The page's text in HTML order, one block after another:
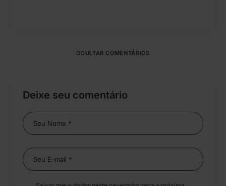
OCULTAR COMENTÁRIOS
Deixe seu comentário